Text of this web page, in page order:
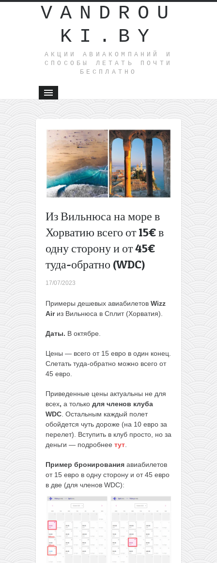
VANDROU
KI.BY
АКЦИИ АВИАКОМПАНИЙ И
СПОСОБЫ ЛЕТАТЬ ПОЧТИ
БЕСПЛАТНО
Из Вильнюса на море в
Хорватию всего от 15€ в
одну сторону и от 45€
туда-обратно (WDC)
17/07/2023
Примеры дешевых авиабилетов Wizz
Air из Вильнюса в Сплит (Хорватия).
Даты. В октябре.
Цены — всего от 15 евро в один конец.
Слетать туда-обратно можно всего от
45 евро.
Приведенные цены актуальны не для
всех, а только для членов клуба
WDC . Остальным каждый полет
обойдется чуть дороже (на 10 евро за
перелет). Вступить в клуб просто, но за
деньги — подробнее тут
Пример бронирования авиабилетов
от 15 евро в одну сторону и от 45 евро
в две (для членов WDC):
Подборка
чартеров
из
разных
мест в
Европе
в Польшу
от 45€ за
перелет
багажом
→